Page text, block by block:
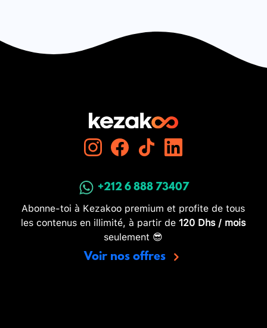
+212 6 888 73407
Abonne-toi à Kezakoo premium et profite de tous
les contenus en illimité, à partir de 120 Dhs / mois
seulement 😎
Voir nos offres